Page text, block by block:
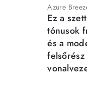
Azure Breeze
Ez a szett
tónusok
és a
felsőrész